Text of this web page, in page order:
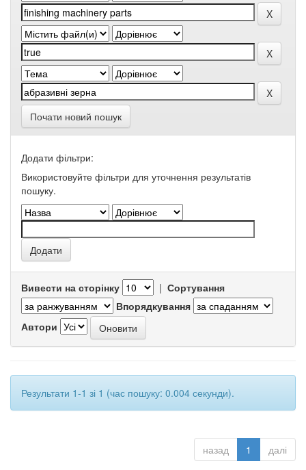
Почати новий пошук
Додати фільтри:
Використовуйте фільтри для уточнення результатів
пошуку.
Вивести на сторінку | Сортування
Впорядкування
Автори
Результати 1-1 зі 1 (час пошуку: 0.004 секунди).
назад 1 далі